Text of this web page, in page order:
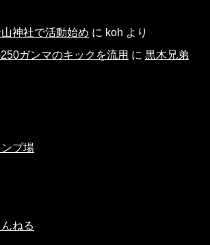
神社で活動始め に koh より
ガンマのキックを流用 に 黒木兄弟
プ場
ねる